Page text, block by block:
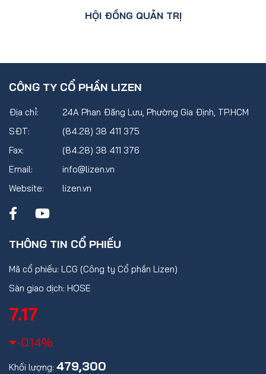
HỘI ĐỒNG QUẢN TRỊ
CÔNG TY CỔ PHẦN LIZEN
Địa chỉ:
24A Phan Đăng Lưu, Phường Gia Định, TP.HCM
SĐT:
(84.28) 38 411 375
Fax:
(84.28) 38 411 376
Email:
info@lizen.vn
Website:
lizen.vn
THÔNG TIN CỔ PHIẾU
Mã cổ phiếu: LCG (Công ty Cổ phần Lizen)
Sàn giao dịch: HOSE
7.17
-0.14%
Khối lượng: 479,300